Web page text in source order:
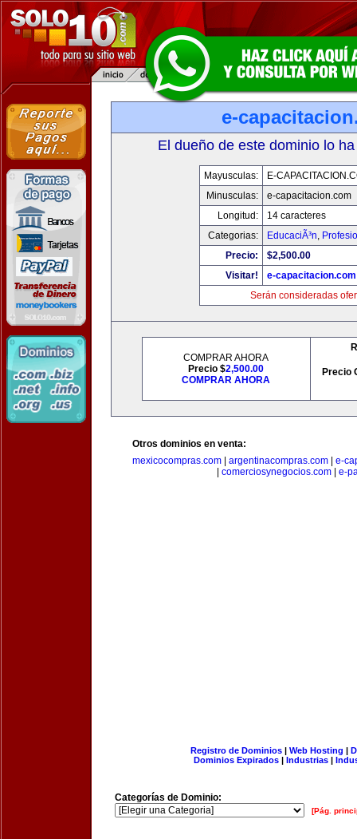
e-
El dueño de este dominio lo
Mayusculas:
E-
Minusculas:
e-capacitacion.com
Longitud:
14 caracteres
Categorias:
EducaciÃ³n,
Precio:
$2,500.00
Visitar!
e-capacitacion.com
Serán consideradas
COMPRAR AHORA
Precio $2,500.00
COMPRAR AHORA
Precio
Otros dominios en venta:
mexicocompras.com
argentinacompras.com
e-
comerciosynegocios.com e-
Registro de Dominios| Web Hosting |
Dominios Expirados | Industrias |
Categorías de Dominio:
[Pág.